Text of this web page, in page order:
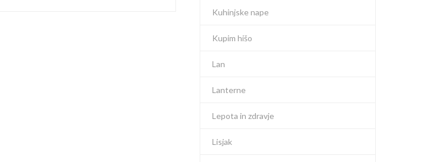
Kuhinjske nape
Kupim hišo
Lan
Lanterne
Lepota in zdravje
Lisjak